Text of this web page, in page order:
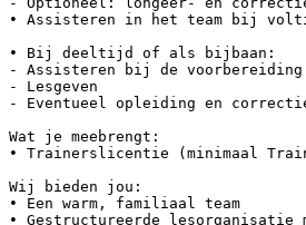
• Assisteren in het team bij
• Bij deeltijd of als bijbaan:
- Assisteren bij de
- Lesgeven
- Eventueel opleiding en
Wat je meebrengt:
• Trainerslicentie (minimaal
Wij bieden jou:
• Een warm, familiaal team
• Gestructureerde lesorganisatie